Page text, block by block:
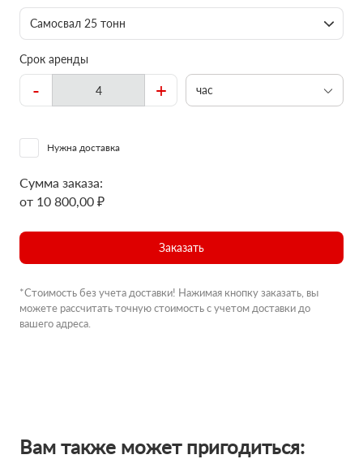
Самосвал 25 тонн
Срок аренды
- + час
Нужна доставка
Сумма заказа:
от 10 800,00 ₽
Заказать
*Стоимость без учета доставки! Нажимая кнопку заказать, вы
можете рассчитать точную стоимость с учетом доставки до
вашего адреса.
Вам также может пригодиться: